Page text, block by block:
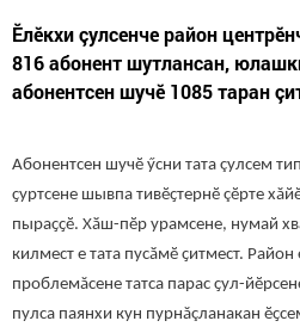
Ӗлӗкхи çулсенче район
816 абонент шутлансан,
абонентсен шучӗ 1085 таран
Абонентсен шучӗ ӳсни тата çулсем
ҫуртсене шывпа тивӗҫтернӗ çӗрте
пыраҫҫӗ. Хӑш-пӗр урамсене, нумай
килмест е тата пусӑмӗ ҫитмест. Район
проблемăсене татса парас ҫул-
пулса паянхи кун пурнăçланакан